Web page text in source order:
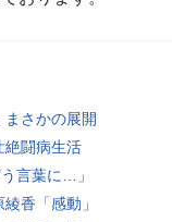
さかの展開
絶闘病生活
言葉に…」
香「感動」